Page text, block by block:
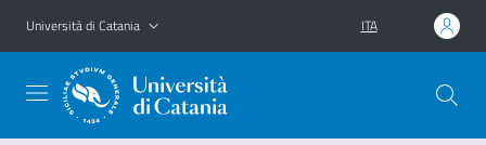
Vai al contenuto principale
Vai al menu di navigazione
Università di Catania ITA